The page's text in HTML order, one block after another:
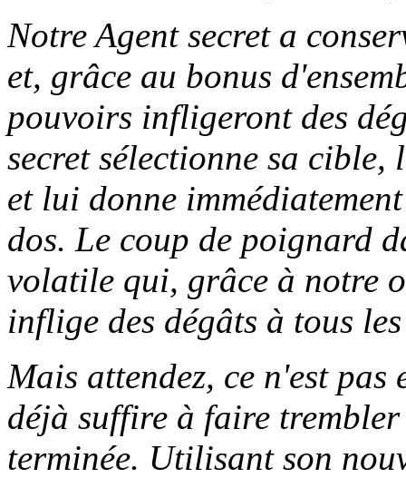
Notre Agent secret a
et, grâce au bonus
pouvoirs infligeront des
secret sélectionne sa
et lui donne
dos. Le coup de poignard
volatile qui, grâce à notre
inflige des dégâts à tous
Mais attendez, ce n'est
déjà suffire à faire
terminée. Utilisant son